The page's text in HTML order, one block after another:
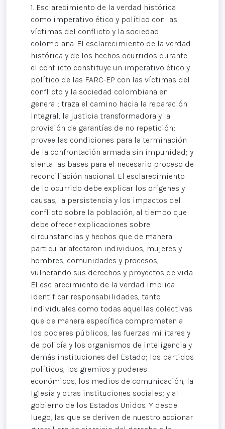
1. Esclarecimiento de la verdad histórica
como imperativo ético y político con las
víctimas del conflicto y la sociedad
colombiana. El esclarecimiento de la verdad
histórica y de los hechos ocurridos durante
el conflicto constituye un imperativo ético y
político de las FARC-EP con las víctimas del
conflicto y la sociedad colombiana en
general; traza el camino hacia la reparación
integral, la justicia transformadora y la
provisión de garantías de no repetición;
provee las condiciones para la terminación
de la confrontación armada sin impunidad; y
sienta las bases para el necesario proceso de
reconciliación nacional. El esclarecimiento
de lo ocurrido debe explicar los orígenes y
causas, la persistencia y los impactos del
conflicto sobre la población, al tiempo que
debe ofrecer explicaciones sobre
circunstancias y hechos que de manera
particular afectaron individuos, mujeres y
hombres, comunidades y procesos,
vulnerando sus derechos y proyectos de vida.
El esclarecimiento de la verdad implica
identificar responsabilidades, tanto
individuales como todas aquellas colectivas
que de manera específica comprometen a
los poderes públicos, las fuerzas militares y
de policía y los organismos de inteligencia y
demás instituciones del Estado; los partidos
políticos, los gremios y poderes
económicos, los medios de comunicación, la
Iglesia y otras instituciones sociales; y al
gobierno de los Estados Unidos. Y desde
luego, las que se deriven de nuestro accionar